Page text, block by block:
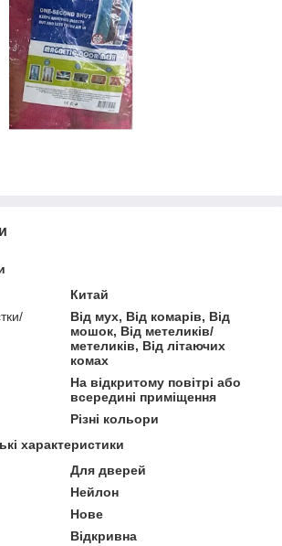
Китай
Від мух, Від комарів, Від
мошок, Від метеликів/
метеликів, Від літаючих
комах
На відкритому повітрі або
всередині приміщення
Різні кольори
характеристики
Для дверей
Нейлон
Нове
Відкривна